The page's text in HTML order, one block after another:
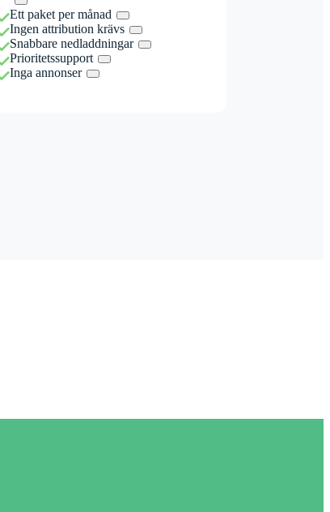
Ett paket per månad
Ingen attribution krävs
Snabbare nedladdningar
Prioritetssupport
Inga annonser